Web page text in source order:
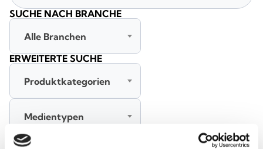
SUCHE NACH BRANCHE
Alle Branchen
ERWEITERTE SUCHE
Produktkategorien
Medientypen